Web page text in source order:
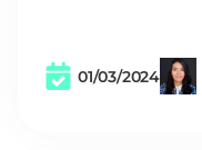
01/03/2024